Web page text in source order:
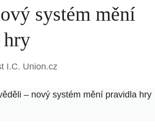
systém mění
I.C. Union.cz
– nový systém mění pravidla hry